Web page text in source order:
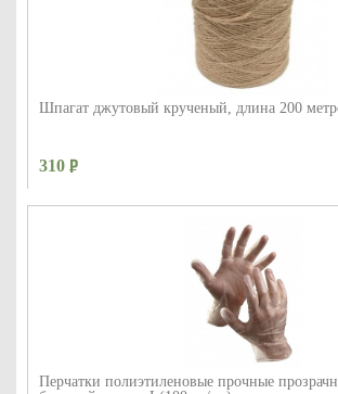
Шпагат джутовый крученый, длина 200
310
Перчатки полиэтиленовые прочные